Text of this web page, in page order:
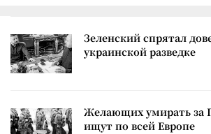
Зеленский спрятал
украинской разведке
Желающих умирать за
ищут по всей Европе